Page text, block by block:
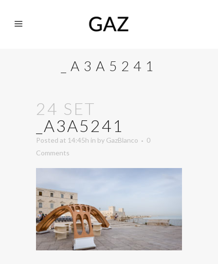
_A3A5241
24 SET
_A3A5241
Posted at 14:45h in by GazBlanco
0
Comments